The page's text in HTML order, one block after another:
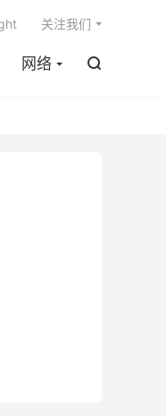
网络 
关注我们